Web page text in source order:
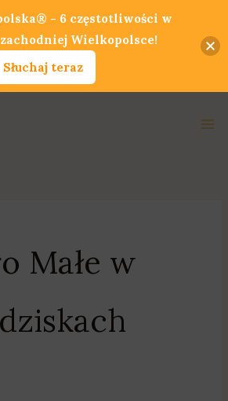
Małe w
- 6 częstotliwości w
Wielkopolsce!
Słuchaj teraz